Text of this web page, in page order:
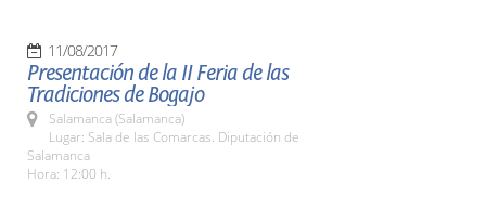
11/08/2017
Presentación de la II Feria de las
Tradiciones de Bogajo
Salamanca (Salamanca)
Lugar: Sala de las Comarcas. Diputación de
Salamanca
Hora: 12:00 h.